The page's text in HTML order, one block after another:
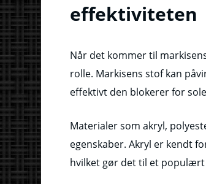
effektiviteten
Når det kommer til
rolle. Markisens stof kan
effektivt den blokerer for
Materialer som akryl,
egenskaber. Akryl er kendt
hvilket gør det til et populært